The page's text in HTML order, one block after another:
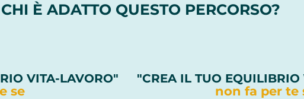
È ADATTO QUESTO PERCORSO?
VITA-LAVORO"
se
"CREA IL TUO
non fa per te